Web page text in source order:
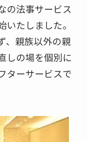
の法事サービス
たしました。
、親族以外の親
しの場を個別に
ターサービスで